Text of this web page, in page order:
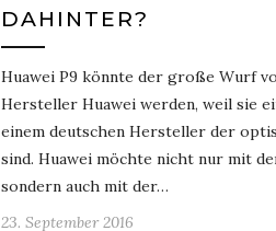
DAHINTER?
Huawei P9 könnte der große Wurf
Hersteller Huawei werden, weil sie
einem deutschen Hersteller der
sind. Huawei möchte nicht nur mit
sondern auch mit der…
23. September 2016